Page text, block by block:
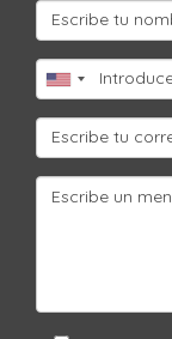
Aunque no es
inmobiliario
proceso y
mercado local.
¿Cómo
precio
estás